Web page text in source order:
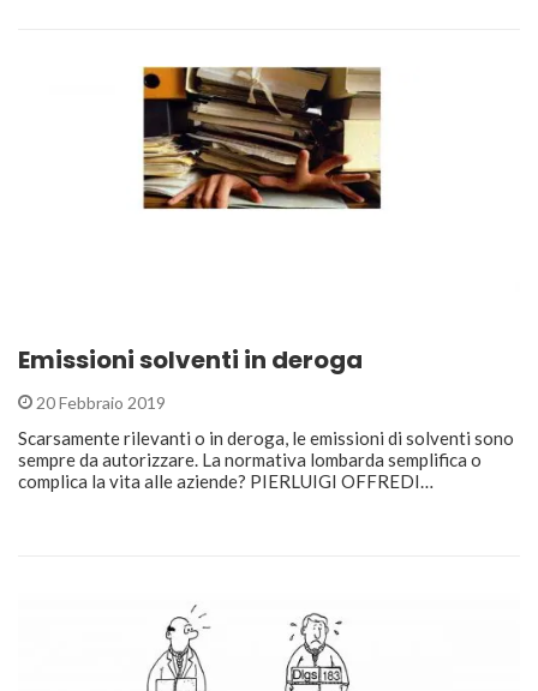
Emissioni solventi in deroga
20 Febbraio 2019
Scarsamente rilevanti o in deroga, le emissioni di solventi sono
sempre da autorizzare. La normativa lombarda semplifica o
complica la vita alle aziende? PIERLUIGI OFFREDI…